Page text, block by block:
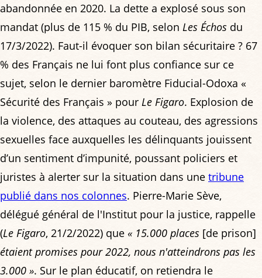
abandonnée en 2020. La dette a explosé sous son
mandat (plus de 115 % du PIB, selon Les Échos du
17/3/2022). Faut-il évoquer son bilan sécuritaire ? 67
% des Français ne lui font plus confiance sur ce
sujet, selon le dernier baromètre Fiducial-Odoxa «
Sécurité des Français » pour Le Figaro. Explosion de
la violence, des attaques au couteau, des agressions
sexuelles face auxquelles les délinquants jouissent
d’un sentiment d’impunité, poussant policiers et
juristes à alerter sur la situation dans une tribune
publié dans nos colonnes. Pierre-Marie Sève,
délégué général de l'Institut pour la justice, rappelle
(Le Figaro, 21/2/2022) que « 15.000 places [de prison]
étaient promises pour 2022, nous n'atteindrons pas les
3.000 ». Sur le plan éducatif, on retiendra le